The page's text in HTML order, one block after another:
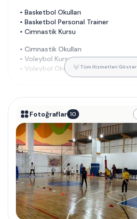
• Basketbol Okulları
• Basketbol Personal Trainer
• Cimnastik Kursu
• Cimnastik Okulları
• Voleybol Kursu
• Voleybol Okulları Tüm Hizmetleri Göster
Fotoğraflar 10